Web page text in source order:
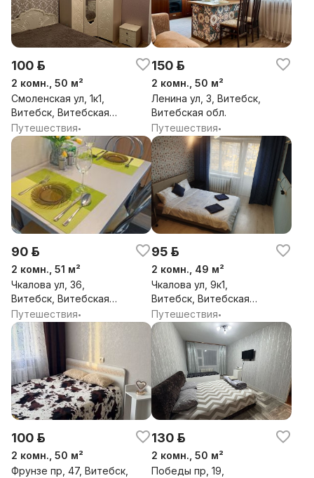
100 р.
2 комн., 50 м²
Смоленская ул, 1к1,
Витебск, Витебская
обл.
Путешествия•
150 р.
2 комн., 50 м²
Ленина ул, 3, Витебск,
Витебская обл.
Путешествия•
90 р.
2 комн., 51 м²
Чкалова ул, 36,
Витебск, Витебская
обл.
Путешествия•
95 р.
2 комн., 49 м²
Чкалова ул, 9к1,
Витебск, Витебская
обл.
Путешествия•
100 р.
2 комн., 50 м²
Фрунзе пр, 47, Витебск,
130 р.
2 комн., 50 м²
Победы пр, 19,